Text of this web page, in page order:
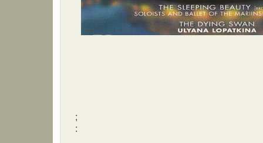
;
: